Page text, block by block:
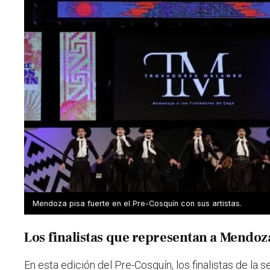
Mendoza pisa fuerte en el Pre-Cosquín con sus artistas.
Los finalistas que representan a
En esta edición del Pre-Cosquín, los finalistas de la